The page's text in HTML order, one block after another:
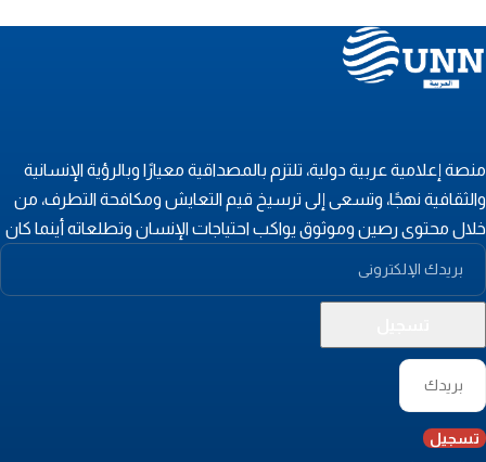
إعلامية عربية دولية، تلتزم بالمصداقية معيارًا وبالرؤية الإنسانية
نهجًا، وتسعى إلى ترسيخ قيم التعايش ومكافحة التطرف، من
محتوى رصين وموثوق يواكب احتياجات الإنسان وتطلعاته أينما كان
تسجيل